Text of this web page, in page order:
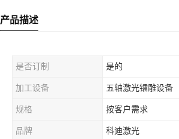
产品描述
是否订制 是的
加工设备 五轴激光镭雕设备
规格 按客户需求
品牌 科迪激光